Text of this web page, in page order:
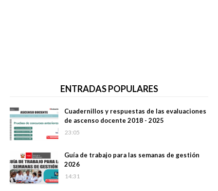
ENTRADAS POPULARES
Cuadernillos y respuestas de las evaluaciones
de ascenso docente 2018 - 2025
23:05
Guía de trabajo para las semanas de gestión
2026
14:31